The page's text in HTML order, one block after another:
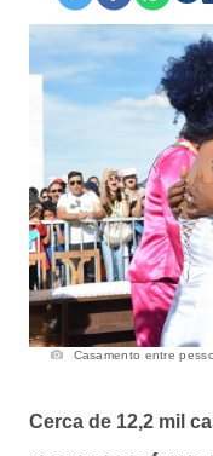
Casamento entre
Cerca de 12,2 mil